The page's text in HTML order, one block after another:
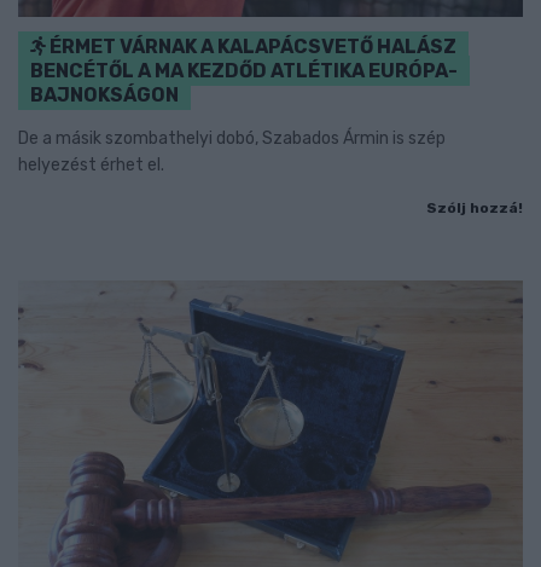
ÉRMET VÁRNAK A KALAPÁCSVETŐ HALÁSZ
BENCÉTŐL A MA KEZDŐD ATLÉTIKA EURÓPA-
BAJNOKSÁGON
De a másik szombathelyi dobó, Szabados Ármin is szép
helyezést érhet el.
Szólj hozzá!